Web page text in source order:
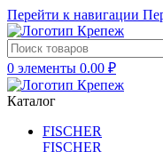
Перейти к навигации
0 элементы 0.00 ₽
Каталог
FISCHER
FISCHER